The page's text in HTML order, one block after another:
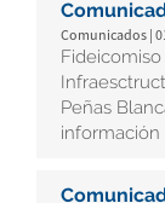
Comunicados |
Peñas
información